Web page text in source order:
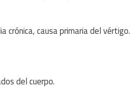
crónica, causa primaria del vértigo.
del cuerpo.